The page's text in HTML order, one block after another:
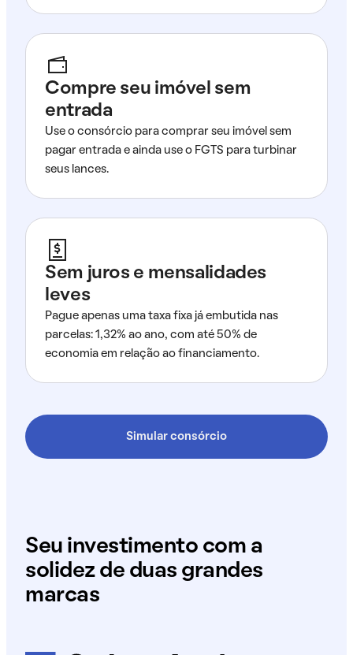
Compre seu imóvel sem
entrada
Use o consórcio para comprar seu imóvel sem
pagar entrada e ainda use o FGTS para turbinar
seus lances.
Sem juros e mensalidades
leves
Pague apenas uma taxa fixa já embutida nas
parcelas: 1,32% ao ano, com até 50% de
economia em relação ao financiamento.
Simular consórcio
Seu investimento com a
solidez de duas grandes
marcas